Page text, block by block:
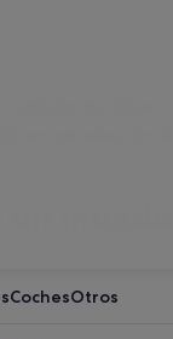
CochesOtros